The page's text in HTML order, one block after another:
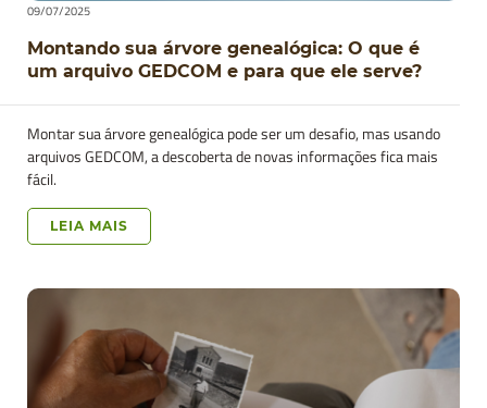
09/07/2025
Montando sua árvore genealógica: O que é
um arquivo GEDCOM e para que ele serve?
Montar sua árvore genealógica pode ser um desafio, mas usando
arquivos GEDCOM, a descoberta de novas informações fica mais
fácil.
LEIA MAIS